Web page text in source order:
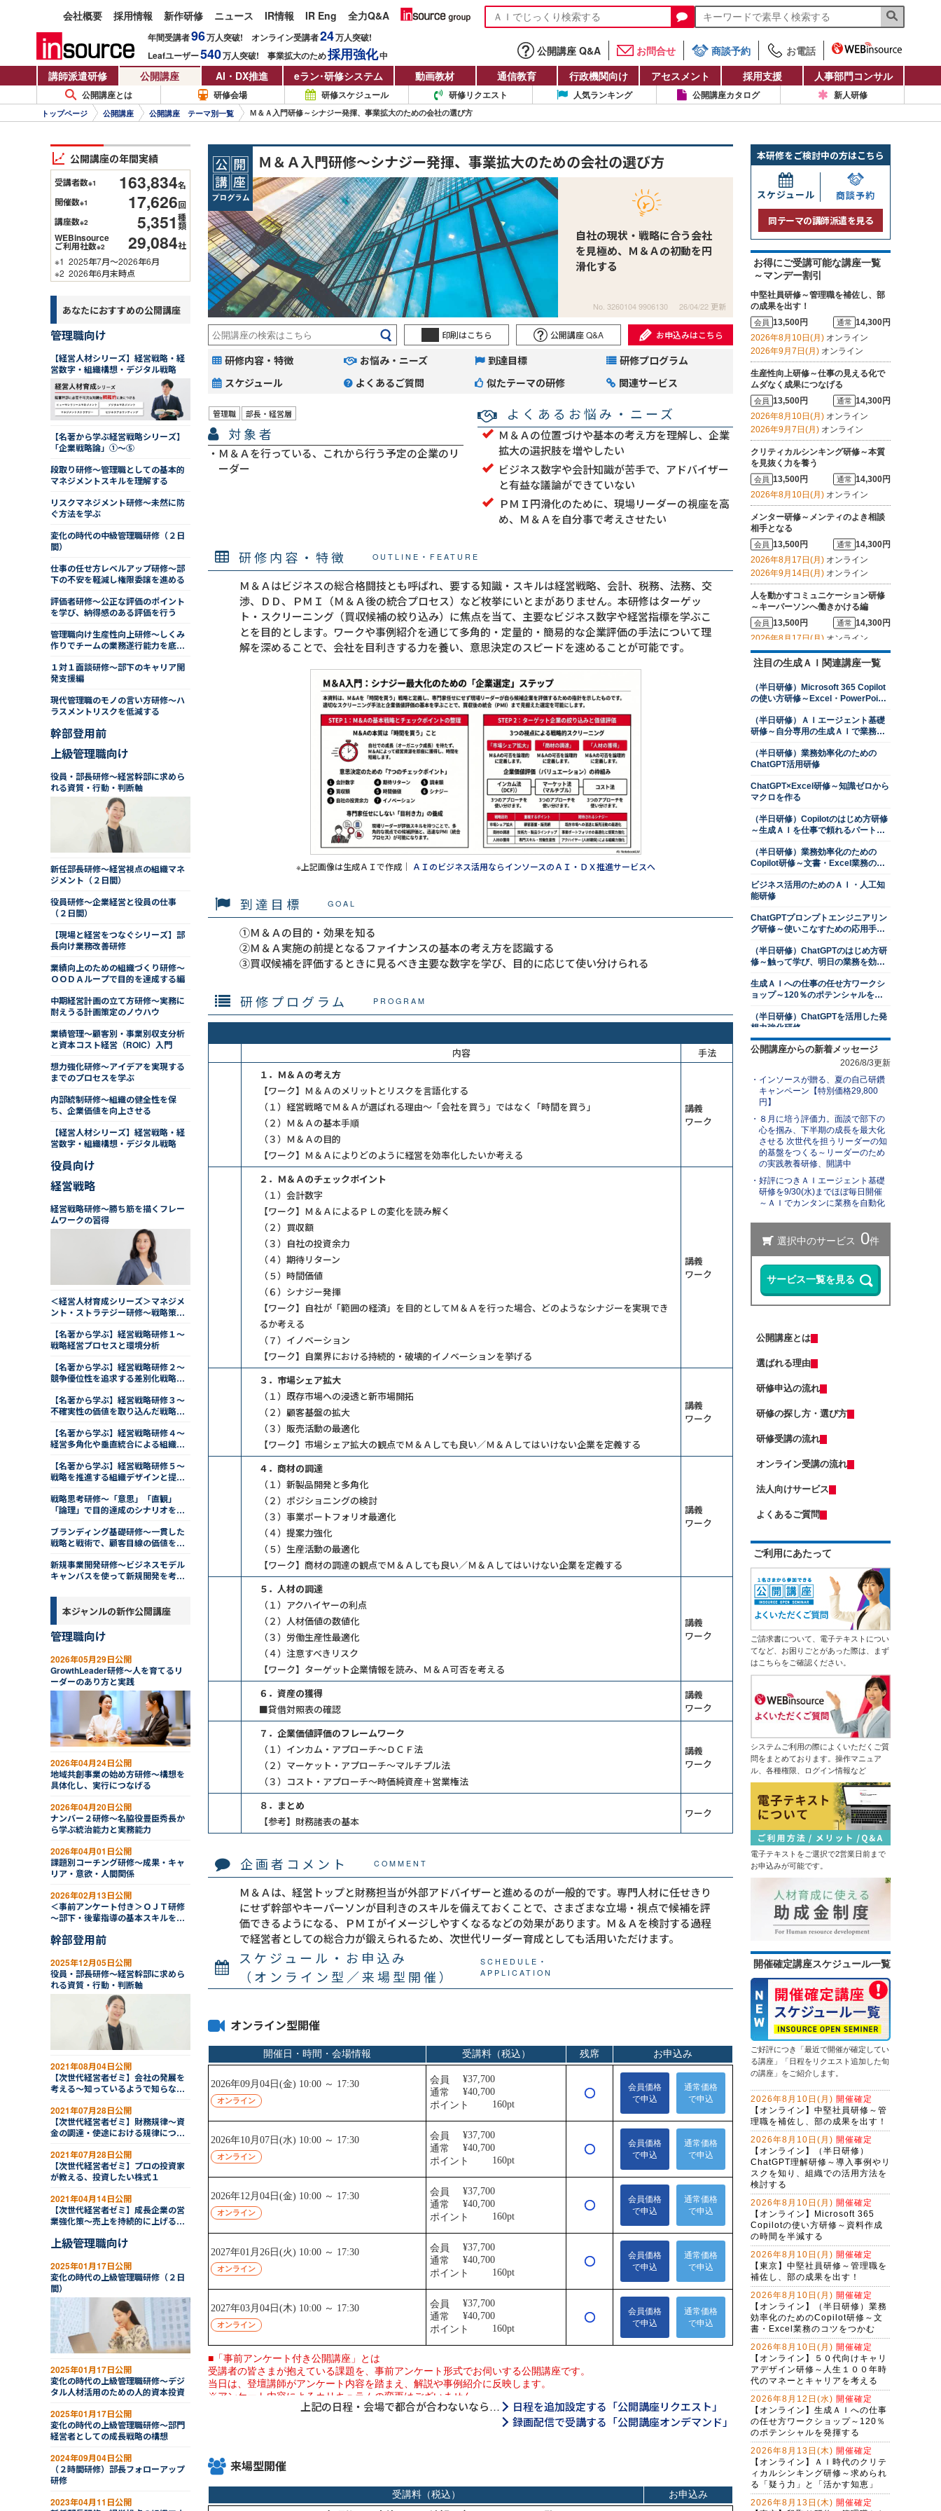
会社概要 採用情報 新作研修 ニュース IR情報 IR Eng 全力Q&A
年間受講者96万人突破! オンライン受講者24万人突破!
Leafユーザー540万人突破! 事業拡大のため採用強化中 公開講座 Q&A お問合せ 商談予約
お電話
講師派遣研修
公開講座 AI・DX推進 eラン・研修システム 動画教材 通信教育 行政機関向け アセスメント 採用支援 人事部門コンサル
公開講座とは 研修会場 研修スケジュール 研修リクエスト 人気ランキング 公開講座カタログ 新人研修
トップページ 公開講座 公開講座 テーマ別一覧 Ｍ＆Ａ入門研修～シナジー発揮、事業拡大のための会社の選び方
Ｍ＆Ａ入門研修～シナジー発揮、事業拡大のための会社の選び方
自社の現状・戦略に合う会社
を見極め、Ｍ＆Ａの初動を円
滑化する
No. 3260104 9906130 26/04/22 更新
印刷はこちら 公開講座 Q&A お申込みはこちら
研修内容・特徴 お悩み・ニーズ 到達目標
研修プログラム
スケジュール
よくあるご質問 似たテーマの研修 関連サービス
対象者
管理職 部長・経営層
Ｍ＆Ａを行っている、これから行う予定の企業のリ
ーダー
よくあるお悩み・ニーズ
Ｍ＆Ａの位置づけや基本の考え方を理解し、企業
拡大の選択肢を増やしたい
ビジネス数字や会計知識が苦手で、アドバイザー
と有益な議論ができていない
ＰＭＩ円滑化のために、現場リーダーの視座を高
め、Ｍ＆Ａを自分事で考えさせたい
研修内容・特徴 OUTLINE・FEATURE
Ｍ＆Ａはビジネスの総合格闘技とも呼ばれ、要する知識・スキルは経営戦略、会計、税務、法務、交
渉、ＤＤ、ＰＭＩ（Ｍ＆Ａ後の統合プロセス）など枚挙にいとまがありません。本研修はターゲッ
ト・スクリーニング（買収候補の絞り込み）に焦点を当て、主要なビジネス数字や経営指標を学ぶこ
とを目的とします。ワークや事例紹介を通じて多角的・定量的・簡易的な企業評価の手法について理
解を深めることで、会社を目利きする力を養い、意思決定のスピードを速めることが可能です。
※上記画像は生成ＡＩで作成｜ ＡＩのビジネス活用ならインソースのＡＩ・ＤＸ推進サービスへ
到達目標 GOAL
①Ｍ＆Ａの目的・効果を知る
②Ｍ＆Ａ実施の前提となるファイナンスの基本の考え方を認識する
③買収候補を評価するときに見るべき主要な数字を学び、目的に応じて使い分けられる
研修プログラム PROGRAM
内容
手法
１．Ｍ＆Ａの考え方
【ワーク】Ｍ＆Ａのメリットとリスクを言語化する
（１）経営戦略でＭ＆Ａが選ばれる理由～「会社を買う」ではなく「時間を買う」
（２）Ｍ＆Ａの基本手順
（３）Ｍ＆Ａの目的
【ワーク】Ｍ＆Ａによりどのように経営を効率化したいか考える
講義
ワーク
２．Ｍ＆Ａのチェックポイント
（１）会計数字
【ワーク】Ｍ＆ＡによるＰＬの変化を読み解く
（２）買収額
（３）自社の投資余力
（４）期待リターン
（５）時間価値
（６）シナジー発揮
【ワーク】自社が「範囲の経済」を目的としてＭ＆Ａを行った場合、どのようなシナジーを実現でき
るか考える
（７）イノベーション
【ワーク】自業界における持続的・破壊的イノベーションを挙げる
講義
ワーク
３．市場シェア拡大
（１）既存市場への浸透と新市場開拓
（２）顧客基盤の拡大
（３）販売活動の最適化
【ワーク】市場シェア拡大の観点でＭ＆Ａしても良い／Ｍ＆Ａしてはいけない企業を定義する
講義
ワーク
４．商材の調達
（１）新製品開発と多角化
（２）ポジショニングの検討
（３）事業ポートフォリオ最適化
（４）提案力強化
（５）生産活動の最適化
【ワーク】商材の調達の観点でＭ＆Ａしても良い／Ｍ＆Ａしてはいけない企業を定義する
講義
ワーク
５．人材の調達
（１）アクハイヤーの利点
（２）人材価値の数値化
（３）労働生産性最適化
（４）注意すべきリスク
【ワーク】ターゲット企業情報を読み、Ｍ＆Ａ可否を考える
講義
ワーク
６．資産の獲得
■貸借対照表の確認
講義
ワーク
７．企業価値評価のフレームワーク
（１）インカム・アプローチ～ＤＣＦ法
（２）マーケット・アプローチ～マルチプル法
（３）コスト・アプローチ～時価純資産＋営業権法
講義
ワーク
８．まとめ
【参考】財務諸表の基本
ワーク
企画者コメント COMMENT
Ｍ＆Ａは、経営トップと財務担当が外部アドバイザーと進めるのが一般的です。専門人材に任せきり
にせず幹部やキーパーソンが目利きのスキルを備えておくことで、さまざまな立場・視点で候補を評
価できるようになる、ＰＭＩがイメージしやすくなるなどの効果があります。Ｍ＆Ａを検討する過程
で経営者としての総合力が鍛えられるため、次世代リーダー育成としても活用いただけます。
スケジュール・お申込み
（オンライン型／来場型開催）
SCHEDULE・
APPLICATION
オンライン型開催
上記の日程・会場で都合が合わないなら…
日程を追加設定する「公開講座リクエスト」
録画配信で受講する「公開講座オンデマンド」
来場型開催
公開講座の年間実績
受講者数※1 163,834名
開催数※1 17,626回
講座数※2 5,351 種
類
WEBinsource
ご利用社数※2 29,084社
※1 2025年7月～2026年6月
※2 2026年6月末時点
あなたにおすすめの公開講座
管理職向け
【経営人材シリーズ】経営戦略・経
営数字・組織構想・デジタル戦略
【名著から学ぶ経営戦略シリーズ】
「企業戦略論」①～⑤
段取り研修～管理職としての基本的
マネジメントスキルを理解する
リスクマネジメント研修～未然に防
ぐ方法を学ぶ
変化の時代の中級管理職研修（２日
間）
仕事の任せ方レベルアップ研修～部
下の不安を軽減し権限委譲を進める
評価者研修～公正な評価のポイント
を学び、納得感のある評価を行う
管理職向け生産性向上研修～しくみ
作りでチームの業務遂行能力を底上
１対１面談研修～部下のキャリア開
発支援編
現代管理職のモノの言い方研修～ハ
ラスメントリスクを低減する
幹部登用前
上級管理職向け
役員・部長研修～経営幹部に求めら
れる資質・行動・判断軸
新任部長研修～経営視点の組織マネ
ジメント（２日間）
役員研修～企業経営と役員の仕事
（２日間）
【現場と経営をつなぐシリーズ】部
長向け業務改善研修
業績向上のための組織づくり研修～
ＯＯＤＡループで目的を達成する編
中期経営計画の立て方研修～実務に
耐えうる計画策定のノウハウ
業績管理～顧客別・事業別収支分析
と資本コスト経営（ROIC）入門
想力強化研修～アイデアを実現する
までのプロセスを学ぶ
内部統制研修～組織の健全性を保
ち、企業価値を向上させる
【経営人材シリーズ】経営戦略・経
営数字・組織構想・デジタル戦略
役員向け
経営戦略
経営戦略研修～勝ち筋を描くフレー
ムワークの習得
＜経営人材育成シリーズ＞マネジメ
ント・ストラテジー研修～戦略策定
【名著から学ぶ】経営戦略研修１～
戦略経営プロセスと環境分析
【名著から学ぶ】経営戦略研修２～
競争優位性を追求する差別化戦略と
【名著から学ぶ】経営戦略研修３～
不確実性の価値を取り込んだ戦略選
【名著から学ぶ】経営戦略研修４～
経営多角化や垂直統合による組織の
【名著から学ぶ】経営戦略研修５～
戦略を推進する組織デザインと提
戦略思考研修～「意思」「直観」
「論理」で目的達成のシナリオを描
ブランディング基礎研修～一貫した
戦略と戦術で、顧客目線の価値を高
新規事業開発研修～ビジネスモデル
キャンバスを使って新規開発を考え
本ジャンルの新作公開講座
管理職向け
2026年05月29日公開
GrowthLeader研修～人を育てるリ
ーダーのあり方と実践
2026年04月24日公開
地域共創事業の始め方研修～構想を
具体化し、実行につなげる
2026年04月20日公開
ナンバー２研修～名脇役豊臣秀長か
ら学ぶ統治能力と実務能力
2026年04月01日公開
課題別コーチング研修～成果・キャ
リア・意欲・人間関係
2026年02月13日公開
＜事前アンケート付き＞ＯＪＴ研修
～部下・後輩指導の基本スキルを習
幹部登用前
2025年12月05日公開
役員・部長研修～経営幹部に求めら
れる資質・行動・判断軸
2021年08月04日公開
【次世代経営者ゼミ】会社の発展を
考える～知っているようで知らな
点、日本型経営の視点
2021年07月28日公開
【次世代経営者ゼミ】財務規律～資
金の調達・使途における規律につい
2021年07月28日公開
【次世代経営者ゼミ】プロの投資家
が教える、投資したい株式１
2021年04月14日公開
【次世代経営者ゼミ】成長企業の営
業強化策～売上を持続的に上げる釣
上級管理職向け
2025年01月17日公開
変化の時代の上級管理職研修（２日
間）
2025年01月17日公開
変化の時代の上級管理職研修～デジ
タル人材活用のための人的資本投資
2025年01月17日公開
変化の時代の上級管理職研修～部門
経営者としての成長戦略の構想
2024年09月04日公開
（２時間研修）部長フォローアップ
研修
2023年04月11日公開
本研修をご検討中の方はこちら
スケジュール
商談予約
同テーマの講師派遣を見る
お得にご受講可能な講座一覧
～マンデー割引
中堅社員研修～管理職を補佐し、部
の成果を出す！
会員 13,500円 通常 14,300円
2026年8月10日(月) オンライン
2026年9月7日(月) オンライン
生産性向上研修～仕事の見える化で
ムダなく成果につなげる
会員 13,500円 通常 14,300円
2026年8月10日(月) オンライン
2026年9月7日(月) オンライン
クリティカルシンキング研修～本質
を見抜く力を養う
会員 13,500円 通常 14,300円
2026年8月10日(月) オンライン
メンター研修～メンティのよき相談
相手となる
会員 13,500円 通常 14,300円
2026年8月17日(月) オンライン
2026年9月14日(月) オンライン
人を動かすコミュニケーション研修
～キーパーソンへ働きかける編
会員 13,500円 通常 14,300円
2026年8月17日(月) オンライン
2026年9月14日(月)オンライン
～生成ＡＩを仕事で頼れるパートナ
ーにする
会員 13,500円 通常 14,300円
2026年8月17日(月)オンライン
2026年9月28日(月)オンライン
（半日研修）Microsoft 365 Copilot
の使い方研修～Excel・PowerPoint
会員 13,500円 通常
14,300円
2026年8月24日(月)
2026年9月14日(月)オンライン
2026年9月14日(月)オンライン
タイムマネジメント研修～仕事を効
会員 13,500円 通常
14,300円
2026年8月24日(月)
ロジカルシンキング研修
2026年8月24日(月)オンライン
目標管理研修～目標達成に向けた継
会員 13,500円 通常 14,300円
交渉力向上研修～ネゴシエーション
会員 13,500円 通常 14,300円
2026年8月24日(月)
2026年9月28日(月)
オンライン
判断力強化研修～８つの観点で意思
決定ができる管理職になる
会員 13,500円 通常
2026年8月24日(月)オンライン
2026年9月28日(月)オンライン
発支援編
会員 13,500円 通常
14,300円
2026年8月31日(月)オンライン
若手社員研修～主体性の発揮
会員 13,500円 通常 14,300円
プレゼンテーション研修～相手を動
かす３つの要素を習得する
会員 13,500円
修～自他尊重のスタンスで言いにく
いことを伝える
2026年8月31日(月)オンライン
（中途社員・職種転換者向け）ビジ
会員 13,500円
2026年9月7日(月)オンライン
2026年9月14日(月)オンライン
はじめての人事採用実務研修～求人
票・説明会・入社手続きの流れを押
さえる
13,500円
14,300円
2026年9月7日(月)
オンライン
2026年9月28日(月)
オンライン
リスクマネジメント研修～未然に防
ぐ方法を学ぶ
会員 13,500円 通常 14,300円
2026年9月7日(月) オンライン
2026年9月28日(月)オンライン
レジリエンス研修～しなやかにスト
レスと向き合い、回復力を身につけ
る
通常 14,300円
2026年9月7日(月)オンライン
情報セキュリティマネジメント研修
会員 14,300円 通常 14,300円
2026年9月7日(月)
オンライン
2026年9月14日(月)
オンライン
（半日研修）ＡＩエージェント基礎
研修～自分専用の生成ＡＩで業務を
自動化する
会員 13,500円
2026年9月7日(月)
2026年9月7日(月)オンライン
プロジェクトマネジメント基礎研修
13,500円 通常 14,300円
はじめての経理実務研修～日次・月
次基礎業務編
会員 13,500円 通常 14,300円
2026年9月14日(月)オンライン
2026年9月28日(月)オンライン
情報セキュリティ研修～身近な事例
から社内リスクを抑制する
会員 13,500円 通常
2026年9月14日(月)オンライン
2026年9月28日(月) オンライン
問題解決研修～ビジネス上の問題を
解決する
会員 13,500円 通常 14,300円
2026年9月28日(月)オンライン
注目の生成ＡＩ関連講座一覧
（半日研修）Microsoft 365 Copilot
の使い方研修～Excel・PowerPoint
（半日研修）ＡＩエージェント基礎
研修～自分専用の生成ＡＩで業務を
（半日研修）業務効率化のための
ChatGPT活用研修
ChatGPT×Excel研修～知識ゼロから
マクロを作る
（半日研修）Copilotのはじめ方研修
～生成ＡＩを仕事で頼れるパートナ
（半日研修）業務効率化のための
Copilot研修～文書・Excel業務のコ
ビジネス活用のためのＡＩ・人工知
能研修
ChatGPTプロンプトエンジニアリン
グ研修～使いこなすための応用手法
（半日研修）ChatGPTのはじめ方研
修～触って学び、明日の業務を効率
生成ＡＩへの仕事の任せ方ワークシ
ョップ～120％のポテンシャルを発
（半日研修）ChatGPTを活用した発
想力強化研修
業務効率化のためのGemini研修～
Googleアプリとの連携で作業時間を
ＡＩエージェント基礎研修～自分専
用の生成ＡＩで業務を自動化する
（半日研修）ChatGPT×Excel研修～
身近なExcel業務から始めるＡＩ活用
ChatGPTを活用したビジネス文書研
修～文書作成の新スタンダードを学
（半日研修）ChatGPT理解研修～導
入事例やリスクを知り、組織での活
用方法を検討する
業務を可視化し、ＡＩに置き換え組
織展開する
Microsoft 365 Copilotの使い方研修
～資料作成の時間を半減する
【ＡＩと働く】研修担当者レベルア
ップ研修～整合性・納得感をＡＩで
担保する
Excelマクロで始める業務自動化研修
～Copilot活用編
に触れ、業務効率化のマインドを獲
業務効率化のためのClaude活用研修
～Excel業務と資料作成の負担を減ら
受注獲得のためのＡＩ活用研修～デ
まで
プ～生成ＡＩとＳＦ思考で未来を構
想する
修～自動化・データ分析編（５日
間）
ＡＩエージェント基礎研修～Gemini
で自組織専用のGemを作成する
（半日研修）経営幹部・管理職向け
生成ＡＩ活用研修～リスクを理解し
運用方針を決める
（半日研修）デザイン業務内製化の
ための画像生成ＡＩ活用研修
初心者限定！Copilotで基本操作から
自業務特化ＡＩ作成まで学ぶ３日間
はじめての業務自動化研修～生成Ａ
ＩとPythonで１日１時間を生みだす
ＤＸ推進のための業務改革研修～デ
ジタル活用の視点を持つ
（半日研修）ＡＩ理解研修～人工知
能にできることを知り、正しく活用
する
生成ＡＩ推進リーダー育成研修～効
果的な業務を選びエージェントを作
成する
ChatGPT×データ分析研修～ＡＩド
リブンな課題解決
触って高める生成ＡＩリテラシー研
修～生成ＡＩパスポート取得の１歩
（半日研修）営業向け生成ＡＩ活用
研修～提案書作成・Excel作業を効率
化する
生成ＡＩを活用した企画立案ワーク
問合せ対応効率化のためのＡＩエー
ジェント研修～CopilotとExcel編
（２日間）
初心者限定！GeminiでWeb検索・情
報整理から自業務特化ＡＩ作成まで
学ぶ３日間集中コース
生成ＡＩを味方にするWebマーケテ
ィング戦略とAIO・LLMO対応記事作
成術～年間6,000件の問合せを獲得す
る、インソース流のWeb開発
ChatGPT×Excelレベルアップ研修～
マクロ仕様書で、要件定義力を強化
NotebookLM活用研修～生成ＡＩで
スライド作成を自動化する
ＡＩエージェント開発研修～
LangChainで業務プロセスを改善す
る（２日間）
生成AI活用講座・応用編
Claude Cowork実践研修～定型業務
をＡＩに任せる新しい働き方
生成AI活用講座・基礎編
（半日研修）ＡＩ時代の構文リテラ
シー向上研修～アレクサンドラ・ア
ミラーゼ構文で考える
アプリを作れる自分になる！生成Ａ
Ｉで仕事を変えるバイブコーディン
グ研修（２日間）
Ｇ検定対策研修～現代に必須のＡＩ
リテラシー（２日間）
バイブコーディング体験研修～ＡＩ
の力でプログラムを自動作成する
（半日研修）締切を知らせるＡＩ秘
書作成研修～Copilot Studioで業務自
動化
ChatGPT×Pythonプログラミング研
修～Excel・WEB操作自動化編（３
日間）
Gemini実践者向け！NotebookLM資
料作成からGem構築まで学ぶ３日間
集中コース
初心者限定！ChatGPTで基本操作か
ら文書作成・Excel活用まで学ぶ３日
間集中コース
Copilot実践者向け！Excel自動化か
公開講座からの新着メッセージ
2026/8/3更新
インソースが贈る、夏の自己研鑽
キャンペーン【特別価格29,800
円】
８月に培う評価力。面談で部下の
心を掴み、下半期の成長を最大化
させる 次世代を担うリーダーの知
的基盤をつくる～リーダーのため
の実践教養研修、開講中
好評につきＡＩエージェント基礎
研修を9/30(水)までほぼ毎日開催
～ＡＩでカンタンに業務を自動化
公開講座とは
選ばれる理由
研修申込の流れ
研修の探し方・選び方
研修受講の流れ
オンライン受講の流れ
法人向けサービス
よくあるご質問
ご利用にあたって
ご請求書について、電子テキストについ
てなど、お困りごとがあった際は、まず
はこちらをご確認ください。
システムご利用の際によくいただくご質
問をまとめております。操作マニュア
ル、各種権限、ログイン情報など
電子テキストをご選択で2営業日前まで
お申込みが可能です。
開催確定講座スケジュール一覧
ご好評につき「最近で開催が確定してい
る講座」「日程をリクエスト追加した旬
の講座」をご紹介します。
2026年8月10日(月) 開催確定
【オンライン】中堅社員研修～管
理職を補佐し、部の成果を出す！
2026年8月10日(月) 開催確定
【オンライン】（半日研修）
ChatGPT理解研修～導入事例やリ
スクを知り、組織での活用方法を
検討する
2026年8月10日(月) 開催確定
【オンライン】Microsoft 365
Copilotの使い方研修～資料作成
の時間を半減する
2026年8月10日(月) 開催確定
【東京】中堅社員研修～管理職を
補佐し、部の成果を出す！
2026年8月10日(月) 開催確定
【オンライン】（半日研修）業務
効率化のためのCopilot研修～文
書・Excel業務のコツをつかむ
2026年8月10日(月) 開催確定
【オンライン】５０代向けキャリ
アデザイン研修～人生１００年時
代のマネーとキャリアを考える
2026年8月12日(水) 開催確定
【オンライン】生成ＡＩへの仕事
の任せ方ワークショップ～120％
のポテンシャルを発揮する
2026年8月13日(木) 開催確定
【オンライン】ＡＩ時代のクリテ
ィカルシンキング研修～求められ
る「疑う力」と「活かす知恵」
2026年8月13日(木) 開催確定